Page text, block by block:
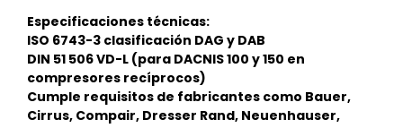
Especificaciones técnicas:
ISO 6743-3 clasificación DAG y DAB
DIN 51 506 VD-L (para DACNIS 100 y 150 en
compresores recíprocos)
Cumple requisitos de fabricantes como Bauer,
Cirrus, Compair, Dresser Rand, Neuenhauser,